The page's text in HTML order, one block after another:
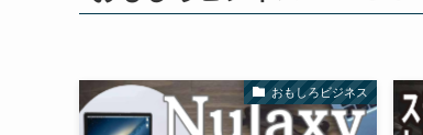
おもしろビジネス